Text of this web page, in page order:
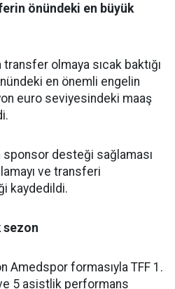
önündeki en büyük
transfer olmaya sıcak baktığı
en önemli engelin
euro seviyesindeki maaş
desteği sağlaması
ve transferi
kaydedildi.
sezon
Amedspor formasıyla TFF 1.
5 asistlik performans